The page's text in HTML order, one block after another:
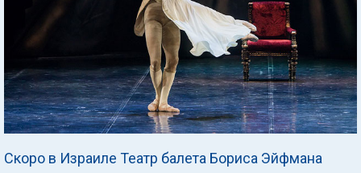
Скоро в Израиле Театр балета Бориса Эйфмана